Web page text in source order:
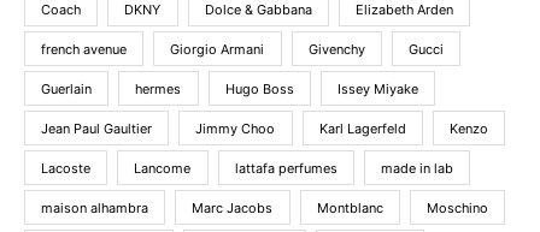
Coach DKNY Dolce & Gabbana Elizabeth Arden
french avenue Giorgio Armani Givenchy Gucci
Guerlain hermes Hugo Boss Issey Miyake
Jean Paul Gaultier Jimmy Choo Karl Lagerfeld Kenzo
Lacoste Lancome lattafa perfumes made in lab
maison alhambra Marc Jacobs Montblanc Moschino